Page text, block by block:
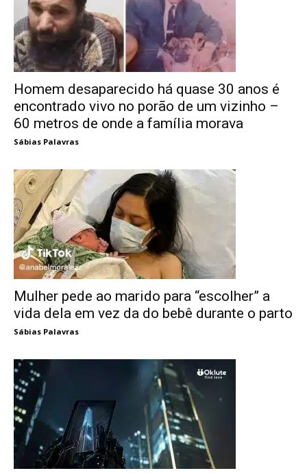
Homem desaparecido há quase 30 anos é
encontrado vivo no porão de um vizinho –
60 metros de onde a família morava
Sábias Palavras
Mulher pede ao marido para “escolher” a
vida dela em vez da do bebê durante o parto
Sábias Palavras